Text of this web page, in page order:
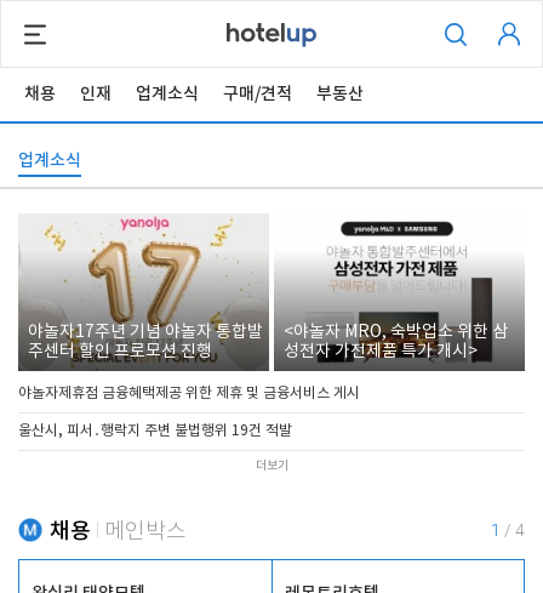
채용 인재 업계소식 구매/견적 부동산
업계소식
야놀자17주년 기념 야놀자 통합발
주센터 할인 프로모션 진행
<야놀자 MRO, 숙박업소 위한 삼
성전자 가전제품 특가 개시>
야놀자제휴점 금융혜택제공 위한 제휴 및 금융서비스 게시
울산시, 피서․행락지 주변 불법행위 19건 적발
더보기
채용 메인박스 1 / 4